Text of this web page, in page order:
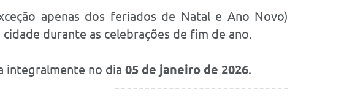
apenas dos feriados de Natal e Ano Novo)
durante as celebrações de fim de ano.
integralmente no dia 05 de janeiro de 2026.